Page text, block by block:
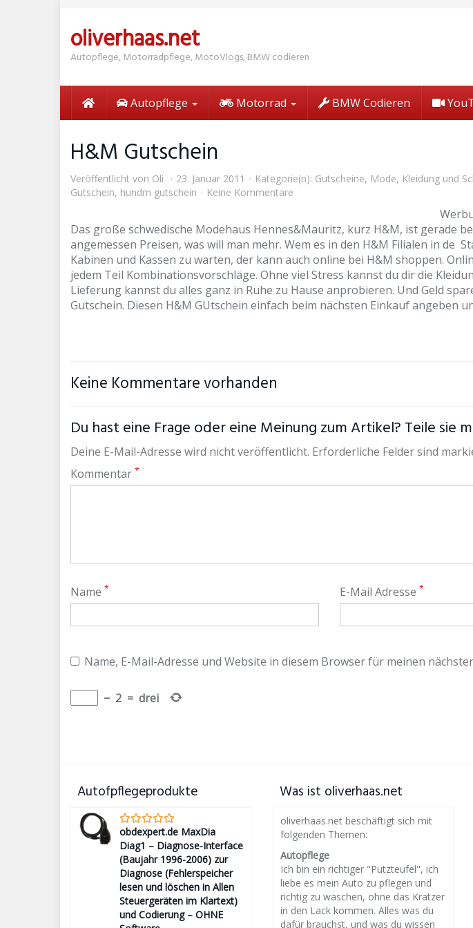
oliverhaas.net
Autopflege, Motorradpflege, MotoVlogs, BMW codieren
Autopflege Motorrad BMW Codieren
H&M Gutschein
Veröffentlicht von Oli 23. Januar 2011 Kategorie(n): Gutscheine, Mode, Kleidung und
Gutschein, hundm gutschein Keine Kommentare
Das große schwedische Modehaus Hennes&Mauritz, kurz H&M, ist gerade
angemessen Preisen, was will man mehr. Wem es in den H&M Filialen in de
Kabinen und Kassen zu warten, der kann auch online bei H&M shoppen.
jedem Teil Kombinationsvorschläge. Ohne viel Stress kannst du dir die
Lieferung kannst du alles ganz in Ruhe zu Hause anprobieren. Und Geld
Gutschein. Diesen H&M GUtschein einfach beim nächsten Einkauf angeben
Keine Kommentare vorhanden
Du hast eine Frage oder eine Meinung zum Artikel? Teile sie
Deine E-Mail-Adresse wird nicht veröffentlicht. Erforderliche Felder sind
Kommentar *
Name * E-Mail Adresse *
Name, E-Mail-Adresse und Website in diesem Browser für meinen
− 2 = drei
Autofpflegeprodukte
obdexpert.de MaxDia
Diag1 – Diagnose-Interface
(Baujahr 1996-2006) zur
Diagnose (Fehlerspeicher
lesen und löschen in Allen
Steuergeräten im Klartext)
und Codierung – OHNE
Was ist oliverhaas.net
oliverhaas.net beschäftigt sich mit
folgenden Themen:
Autopflege
Ich bin ein richtiger "Putzteufel", ich
liebe es mein Auto zu pflegen und
richtig zu waschen, ohne das Kratzer
in den Lack kommen. Alles was du
dafür brauchst, und was du wissen